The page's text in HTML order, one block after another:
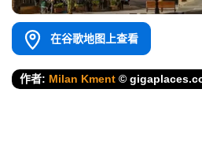
在谷歌地图上查看
作者: Milan Kment ©